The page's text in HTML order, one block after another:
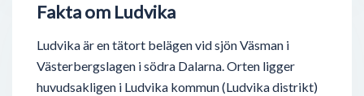
Fakta om Ludvika
Ludvika är en tätort belägen vid sjön Väsman i
Västerbergslagen i södra Dalarna. Orten ligger
huvudsakligen i Ludvika kommun (Ludvika distrikt)